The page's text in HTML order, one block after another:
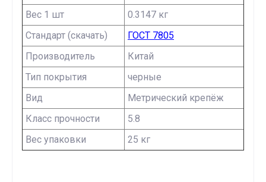
Вес 1 шт
0.3147 кг
Стандарт (скачать)
ГОСТ 7805
Производитель
Китай
Тип покрытия
черные
Вид
Метрический крепёж
Класс прочности
5.8
Вес упаковки
25 кг